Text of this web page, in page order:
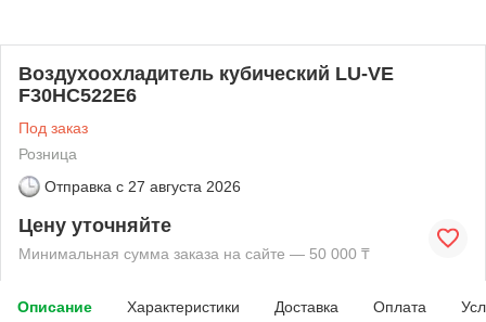
Воздухоохладитель кубический LU-VE
F30HC522E6
Под заказ
Розница
Отправка с 27 августа 2026
Цену уточняйте
Минимальная сумма заказа на сайте — 50 000 ₸
Описание Характеристики Доставка Оплата